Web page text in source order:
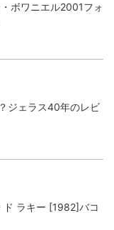
ボワニエル2001フォ
ジェラス40年のレビ
ド ラキー [1982]バコ